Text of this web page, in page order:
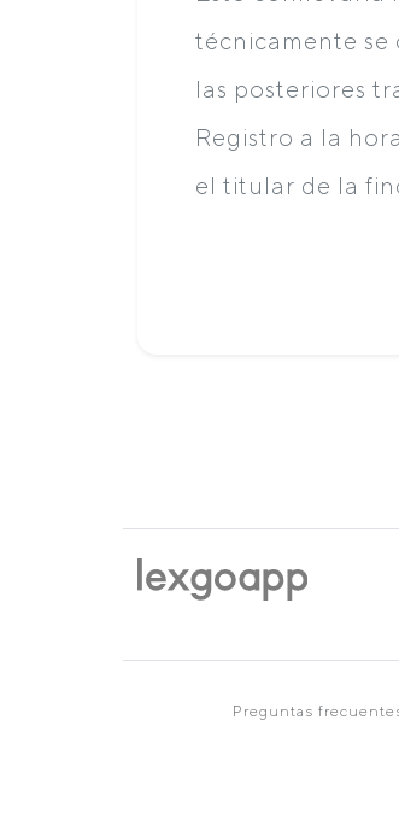
técnicamente se
las posteriores
Registro a la
el titular de la
Preguntas